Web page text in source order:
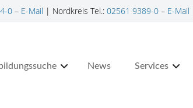
0– E-Mail | Nordkreis Tel.: 02561 9389-0– E-Mail
News Services